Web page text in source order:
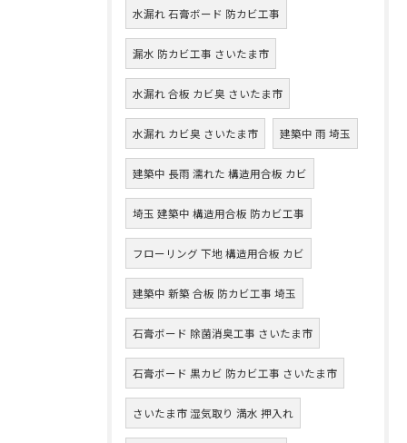
水漏れ 石膏ボード 防カビ工事
漏水 防カビ工事 さいたま市
水漏れ 合板 カビ臭 さいたま市
水漏れ カビ臭 さいたま市 建築中 雨 埼玉
建築中 長雨 濡れた 構造用合板 カビ
埼玉 建築中 構造用合板 防カビ工事
フローリング 下地 構造用合板 カビ
建築中 新築 合板 防カビ工事 埼玉
石膏ボード 除菌消臭工事 さいたま市
石膏ボード 黒カビ 防カビ工事 さいたま市
さいたま市 湿気取り 満水 押入れ